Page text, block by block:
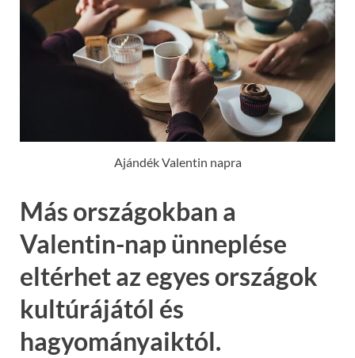
Ajándék Valentin napra
Más országokban a
Valentin-nap ünneplése
eltérhet az egyes országok
kultúrájától és
hagyományaiktól.